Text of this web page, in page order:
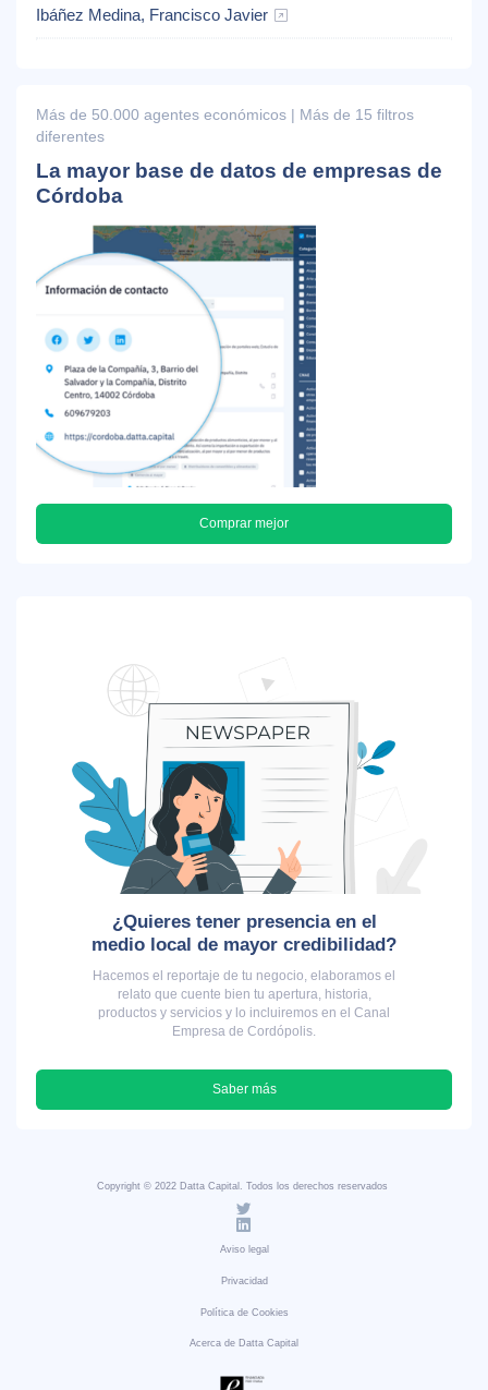
Ibáñez Medina, Francisco Javier
Más de 50.000 agentes económicos | Más de 15 filtros
diferentes
La mayor base de datos de empresas de
Córdoba
Comprar mejor
¿Quieres tener presencia en el
medio local de mayor credibilidad?
Hacemos el reportaje de tu negocio, elaboramos el
relato que cuente bien tu apertura, historia,
productos y servicios y lo incluiremos en el Canal
Empresa de Cordópolis.
Saber más
Copyright © 2022 Datta Capital. Todos los derechos reservados
Aviso legal
Privacidad
Política de Cookies
Acerca de Datta Capital